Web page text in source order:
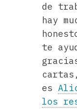
de
hay
te
es
los